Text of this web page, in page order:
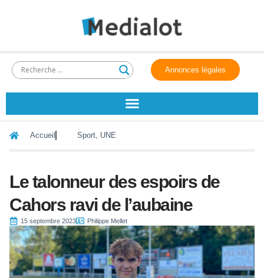
Annonces légales
Accueil Sport, UNE
Le talonneur des espoirs de
Cahors ravi de l’aubaine
15 septembre 2023 Philippe Mellet